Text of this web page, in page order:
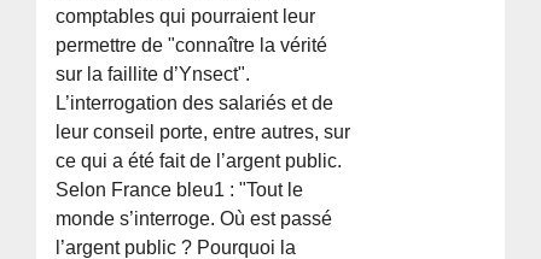
comptables qui pourraient leur
permettre de "connaître la vérité
sur la faillite d’Ynsect".
L’interrogation des salariés et de
leur conseil porte, entre autres, sur
ce qui a été fait de l’argent public.
Selon France bleu1 : "Tout le
monde s’interroge. Où est passé
l’argent public ? Pourquoi la